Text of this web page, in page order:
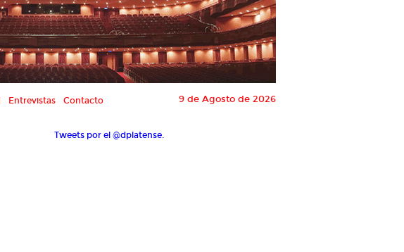
Entrevistas Contacto 9 de Agosto de 2026
Tweets por el @dplatense.